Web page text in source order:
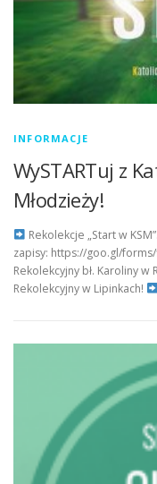
INFORMACJE
WySTARTuj z
Młodzieży!
Rekolekcje „Start w
zapisy: https://goo.gl/forms/
Rekolekcyjny bł. Karoliny
Rekolekcyjny w Lipinkach!